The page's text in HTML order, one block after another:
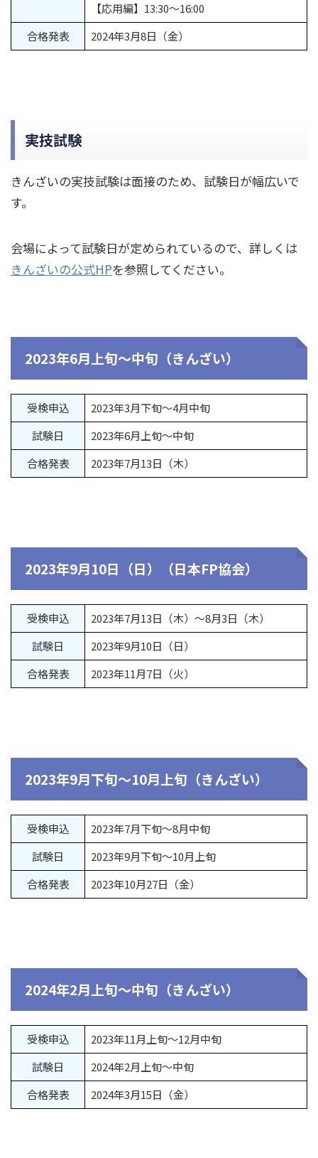
【応用編】13:30～16:00
合格発表
2024年3月8日（金）
実技試験
きんざいの実技試験は面接のため、試験日が幅広いで
す。
会場によって試験日が定められているので、詳しくは
きんざいの公式HPを参照してください。
2023年6月上旬～中旬（きんざい）
受検申込
2023年3月下旬～4月中旬
試験日
2023年6月上旬～中旬
合格発表
2023年7月13日（木）
2023年9月10日（日）（日本FP協会）
受検申込
2023年7月13日（木）～8月3日（木）
試験日
2023年9月10日（日）
合格発表
2023年11月7日（火）
2023年9月下旬～10月上旬（きんざい）
受検申込
2023年7月下旬～8月中旬
試験日
2023年9月下旬～10月上旬
合格発表
2023年10月27日（金）
2024年2月上旬～中旬（きんざい）
受検申込
2023年11月上旬～12月中旬
試験日
2024年2月上旬～中旬
合格発表
2024年3月15日（金）